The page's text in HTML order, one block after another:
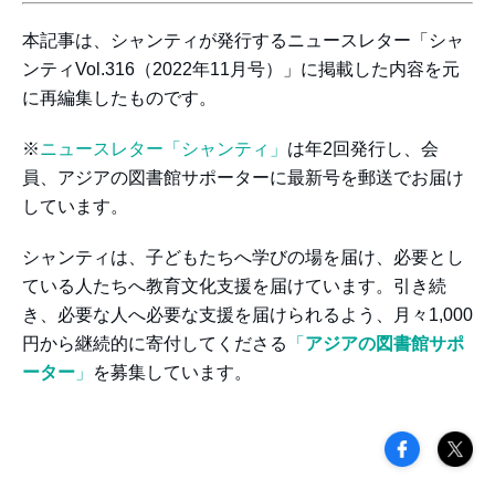
本記事は、シャンティが発行するニュースレター「シャ
ンティVol.316（2022年11月号）」に掲載した内容を元
に再編集したものです。
※ニュースレター「シャンティ」 は年2回発行し、会
員、アジアの図書館サポーターに最新号を郵送でお届け
しています。
シャンティは、子どもたちへ学びの場を届け、必要とし
ている人たちへ教育文化支援を届けています。引き続
き、必要な人へ必要な支援を届けられるよう、月々1,000
円から継続的に寄付してくださる
「 アジアの図書館サポ
ーター 」 を募集しています。